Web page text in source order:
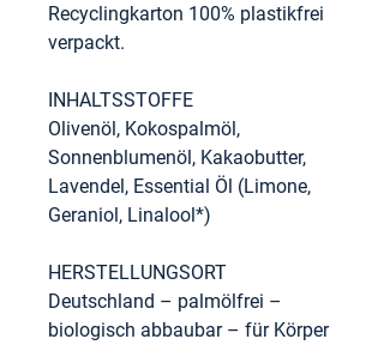
Recyclingkarton 100% plastikfrei
verpackt.
INHALTSSTOFFE
Olivenöl, Kokospalmöl,
Sonnenblumenöl, Kakaobutter,
Lavendel, Essential Öl (Limone,
Geraniol, Linalool*)
HERSTELLUNGSORT
Deutschland – palmölfrei –
biologisch abbaubar – für Körper